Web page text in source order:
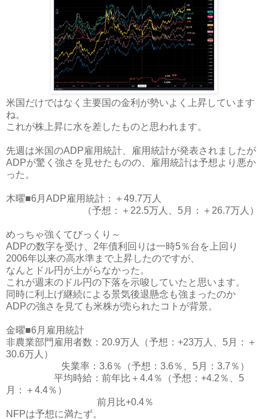
米国だけではなく主要国の金利が勢いよく上昇しています
ね。
これが株上昇に水を差したものと思われます。
先週は米国のADP雇用統計、雇用統計が発表されましたが
ADPが驚く強さを見せたものの、雇用統計は予想より悪か
った。
木曜■6月ADP雇用統計：＋49.7万人
（予想：＋22.5万人、5月：＋26.7万人）
めっちゃ強くてびっくり～
ADPの数字を受け、2年債利回りは一時5％台を上回り
2006年以来の高水準まで上昇したのですが、
なんとドル円が上がらなかった。
これが週末のドル円の下落を示唆していたと思います。
同時に利上げ継続による景気後退懸念も強まったのか
ADPの強さを見ても米株が売られたコトが背景。
金曜■6月雇用統計
非農業部門雇用者数：20.9万人（予想：+23万人、5月：＋
30.6万人）
失業率：3.6％（予想：3.6％、5月：3.7％）
平均時給：前年比＋4.4％（予想：+4.2％、5
月：＋4.4％）
前月比+0.4％
NFPは予想に満たず。